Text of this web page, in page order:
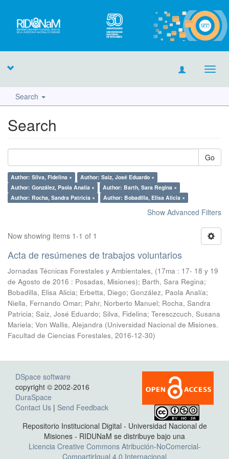
Search
Search
Go
Author: Silva, Fidelina ×
Author: Saiz, José Eduardo ×
Author: González, Paola Analía ×
Author: Barth, Sara Regina ×
Author: Rocha, Sandra Patricia ×
Author: Bobadilla, Elisa Alicia ×
Show Advanced Filters
Now showing items 1-1 of 1
Acta de resúmenes de trabajos voluntarios
Jornadas Técnicas Forestales y Ambientales, (17ma : 17- 18 y 19
de Agosto de 2016 : Posadas, Misiones); Barth, Sara Regina;
Bobadilla, Elisa Alicia; Erbetta, Diego; González, Paola Analía;
Niella, Fernando Omar; Pahr, Norberto Manuel; Rocha, Sandra
Patricia; Saiz, José Eduardo; Silva, Fidelina; Teresczcuch, Susana
Mariela; Von Wallis, Alejandra (Universidad Nacional de Misiones.
Facultad de Ciencias Forestales, 2016-12-30)
DSpace software
copyright © 2002-2016
DuraSpace
Contact Us | Send Feedback
Repositorio Institucional Digital - Universidad Nacional de
Misiones - RIDUNaM se distribuye bajo una
Licencia Creative Commons Atribución-NoComercial-
CompartirIgual 4.0 Internacional